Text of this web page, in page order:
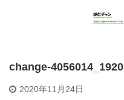
change-4056014_1920
2020年11月24日